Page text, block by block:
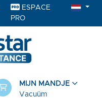
ESPACE
PRO
MIJN MANDJE
Vacuüm